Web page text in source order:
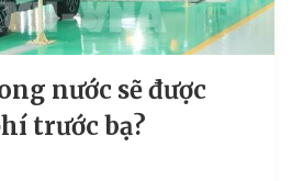
nước sẽ được
trước bạ?